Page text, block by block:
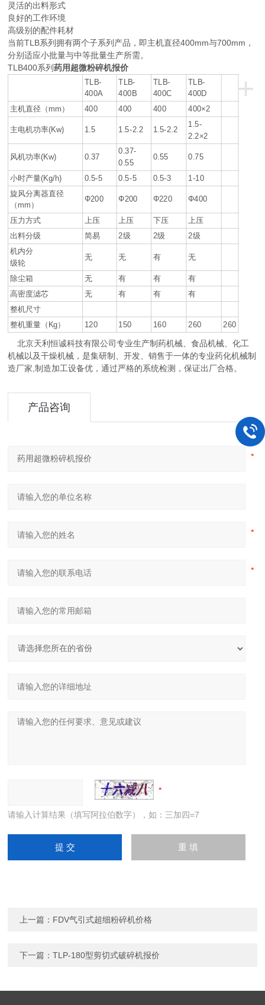
灵活的出料形式
良好的工作环境
高级别的配件耗材
当前TLB系列拥有两个子系列产品，即主机直径400mm与700mm，
分别适应小批量与中等批量生产所需。
TLB400系列药用超微粉碎机报价
+
TLB-
400A
TLB-
400B
TLB-
400C
TLB-
400D
主机直径（mm） 400 400 400 400×2
主电机功率(Kw) 1.5 1.5-2.2 1.5-2.2
1.5-
2.2×2
风机功率(Kw) 0.37
0.37-
0.55
0.55 0.75
小时产量(Kg/h) 0.5-5 0.5-5 0.5-3
1-10
旋风分离器直径
（mm）
Φ200 Φ200 Φ220 Φ400
压力方式 上压 上压 下压 上压
出料分级 简易 2级 2级 2级
机内分
级轮
无 无 有 无
除尘箱 无 有 有
有
高密度滤芯
无 有 有 有
整机尺寸
整机重量（Kg） 120 150 160 260 260
北京天利恒诚科技有限公司专业生产制药机械、食品机械、化工
机械以及干燥机械，是集研制、开发、销售于一体的专业药化机械制
造厂家,制造加工设备优，通过严格的系统检测，保证出厂合格。
产品咨询
请输入计算结果（填写阿拉伯数字），如：三加四=7
上一篇： FDV气引式超细粉碎机价格
下一篇：TLP-180型剪切式破碎机报价